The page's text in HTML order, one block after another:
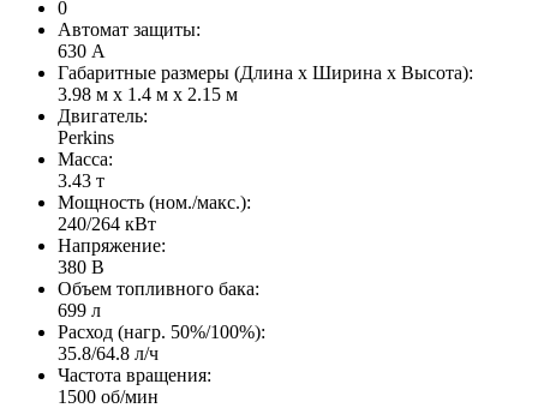
0
Автомат защиты:
630 А
Габаритные размеры (Длина х Ширина х Высота):
3.98 м х 1.4 м х 2.15 м
Двигатель:
Perkins
Масса:
3.43 т
Мощность (ном./макс.):
240/264 кВт
Напряжение:
380 В
Объем топливного бака:
699 л
Расход (нагр. 50%/100%):
35.8/64.8 л/ч
Частота вращения:
1500 об/мин